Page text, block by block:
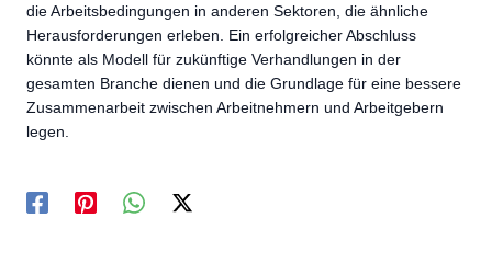
die Arbeitsbedingungen in anderen Sektoren, die ähnliche
Herausforderungen erleben. Ein erfolgreicher Abschluss
könnte als Modell für zukünftige Verhandlungen in der
gesamten Branche dienen und die Grundlage für eine bessere
Zusammenarbeit zwischen Arbeitnehmern und Arbeitgebern
legen.